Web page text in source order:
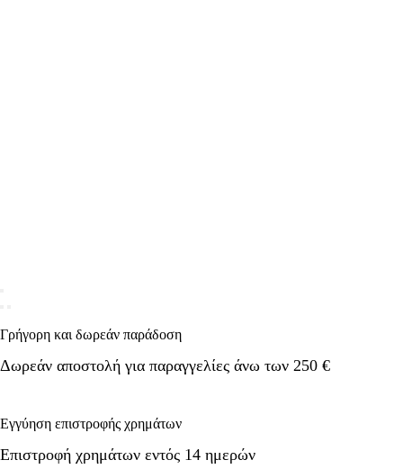
Γρήγορη και δωρεάν παράδοση
Δωρεάν αποστολή για παραγγελίες άνω των 250 €
Εγγύηση επιστροφής χρημάτων
Επιστροφή χρημάτων εντός 14 ημερών